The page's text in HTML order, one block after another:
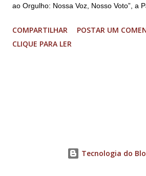
ao Orgulho: Nossa Voz, Nosso Voto”, a
município. A concentração foi na Praça
preparada com um palco e contou com
por ser um movimento de resistência,
COMPARTILHAR
POSTAR UM
CLIQUE PARA LER
Tecnologia do